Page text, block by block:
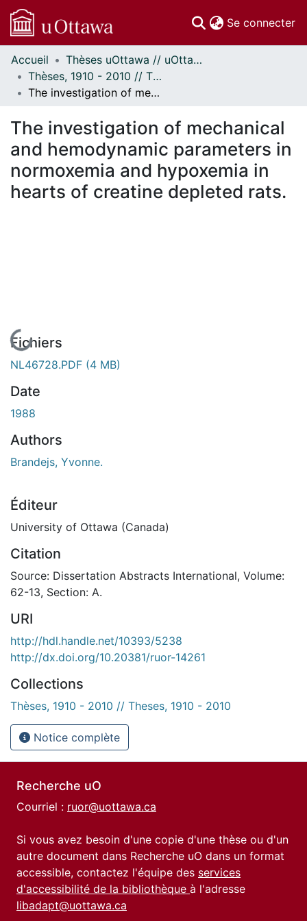
Se connecter
Communautés
et collections
Parcourir
À propos
Accueil
Thèses uOttawa // uOttawa Theses
Thèses, 1910 - 2010 // Theses, 1910 - 2010
The investigation of mechanical and hemodynamic parameters in normoxemia and hypoxemia in hearts of creatine depleted rats.
The investigation of mechanical
and hemodynamic parameters in
normoxemia and hypoxemia in
hearts of creatine depleted rats.
En cours de chargement...
Fichiers
NL46728.PDF (4 MB)
Date
1988
Authors
Brandejs, Yvonne.
Éditeur
University of Ottawa (Canada)
Citation
Source: Dissertation Abstracts International, Volume:
62-13, Section: A.
URI
http://hdl.handle.net/10393/5238
http://dx.doi.org/10.20381/ruor-14261
Collections
Thèses, 1910 - 2010 // Theses, 1910 - 2010
Notice complète
Recherche uO
Courriel : ruor@uottawa.ca
Si vous avez besoin d'une copie d'une thèse ou d'un
autre document dans Recherche uO dans un format
accessible, contactez l'équipe des services
d'accessibilité de la bibliothèque à l'adresse
libadapt@uottawa.ca